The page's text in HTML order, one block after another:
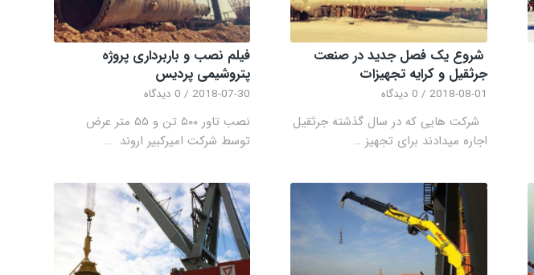
شروع یک فصل جدید در صنعت
جرثقیل و کرایه تجهیزات
2018-08-01
/ 0 دیدگاه
شرکت هایی که در سال گذشته جرثقیل
اجاره میدادند برای تجهیز …
فیلم نصب و باربرداری پروژه
پتروشیمی پردیس
2018-07-30
/ 0 دیدگاه
نصب تاور ۵۰۰ تن و ۵۵ متر عرض
توسط شرکت امیرکبیر اروند …